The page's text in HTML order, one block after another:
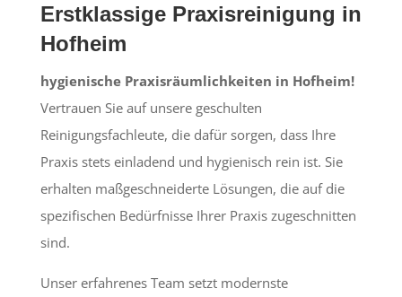
Erstklassige Praxisreinigung in
Hofheim
hygienische Praxisräumlichkeiten in Hofheim!
Vertrauen Sie auf unsere geschulten
Reinigungsfachleute, die dafür sorgen, dass Ihre
Praxis stets einladend und hygienisch rein ist. Sie
erhalten maßgeschneiderte Lösungen, die auf die
spezifischen Bedürfnisse Ihrer Praxis zugeschnitten
sind.
Unser erfahrenes Team setzt modernste